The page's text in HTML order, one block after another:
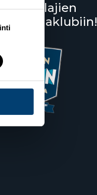
lumilajien